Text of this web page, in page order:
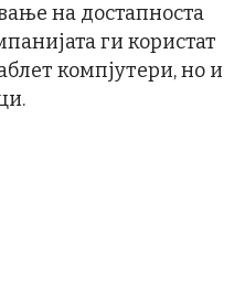
на достапноста
ги користат
компјутери, но и